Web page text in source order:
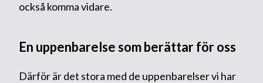
också komma vidare.
En uppenbarelse som berättar för oss
Därför är det stora med de uppenbarelser vi har